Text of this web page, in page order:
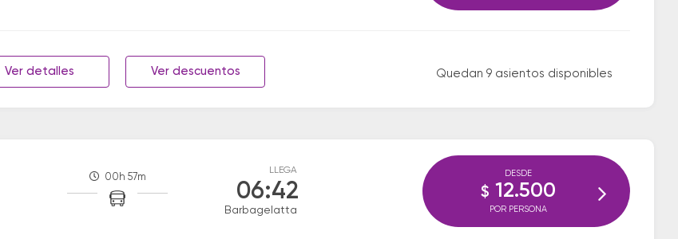
Ver detalles Ver descuentos Quedan 9 asientos disponibles
00h 57m
LLEGA
06:42
Barbagelatta
DESDE
$ 12.500
POR PERSONA